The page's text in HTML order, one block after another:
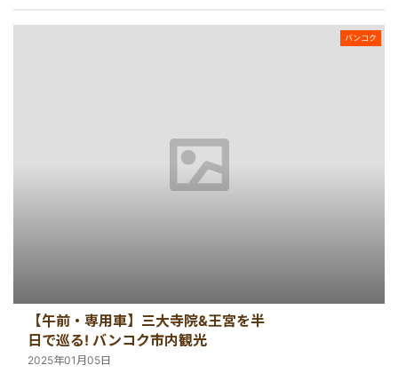
バンコク
【午前・専用車】三大寺院&王宮を半
日で巡る! バンコク市内観光
2025年01月05日